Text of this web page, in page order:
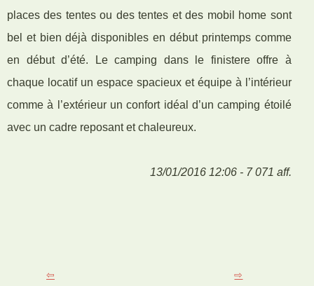
places des tentes ou des tentes et des mobil home sont
bel et bien déjà disponibles en début printemps comme
en début d’été. Le camping dans le finistere offre à
chaque locatif un espace spacieux et équipe à l’intérieur
comme à l’extérieur un confort idéal d’un camping étoilé
avec un cadre reposant et chaleureux.
13/01/2016 12:06 - 7 071 aff.